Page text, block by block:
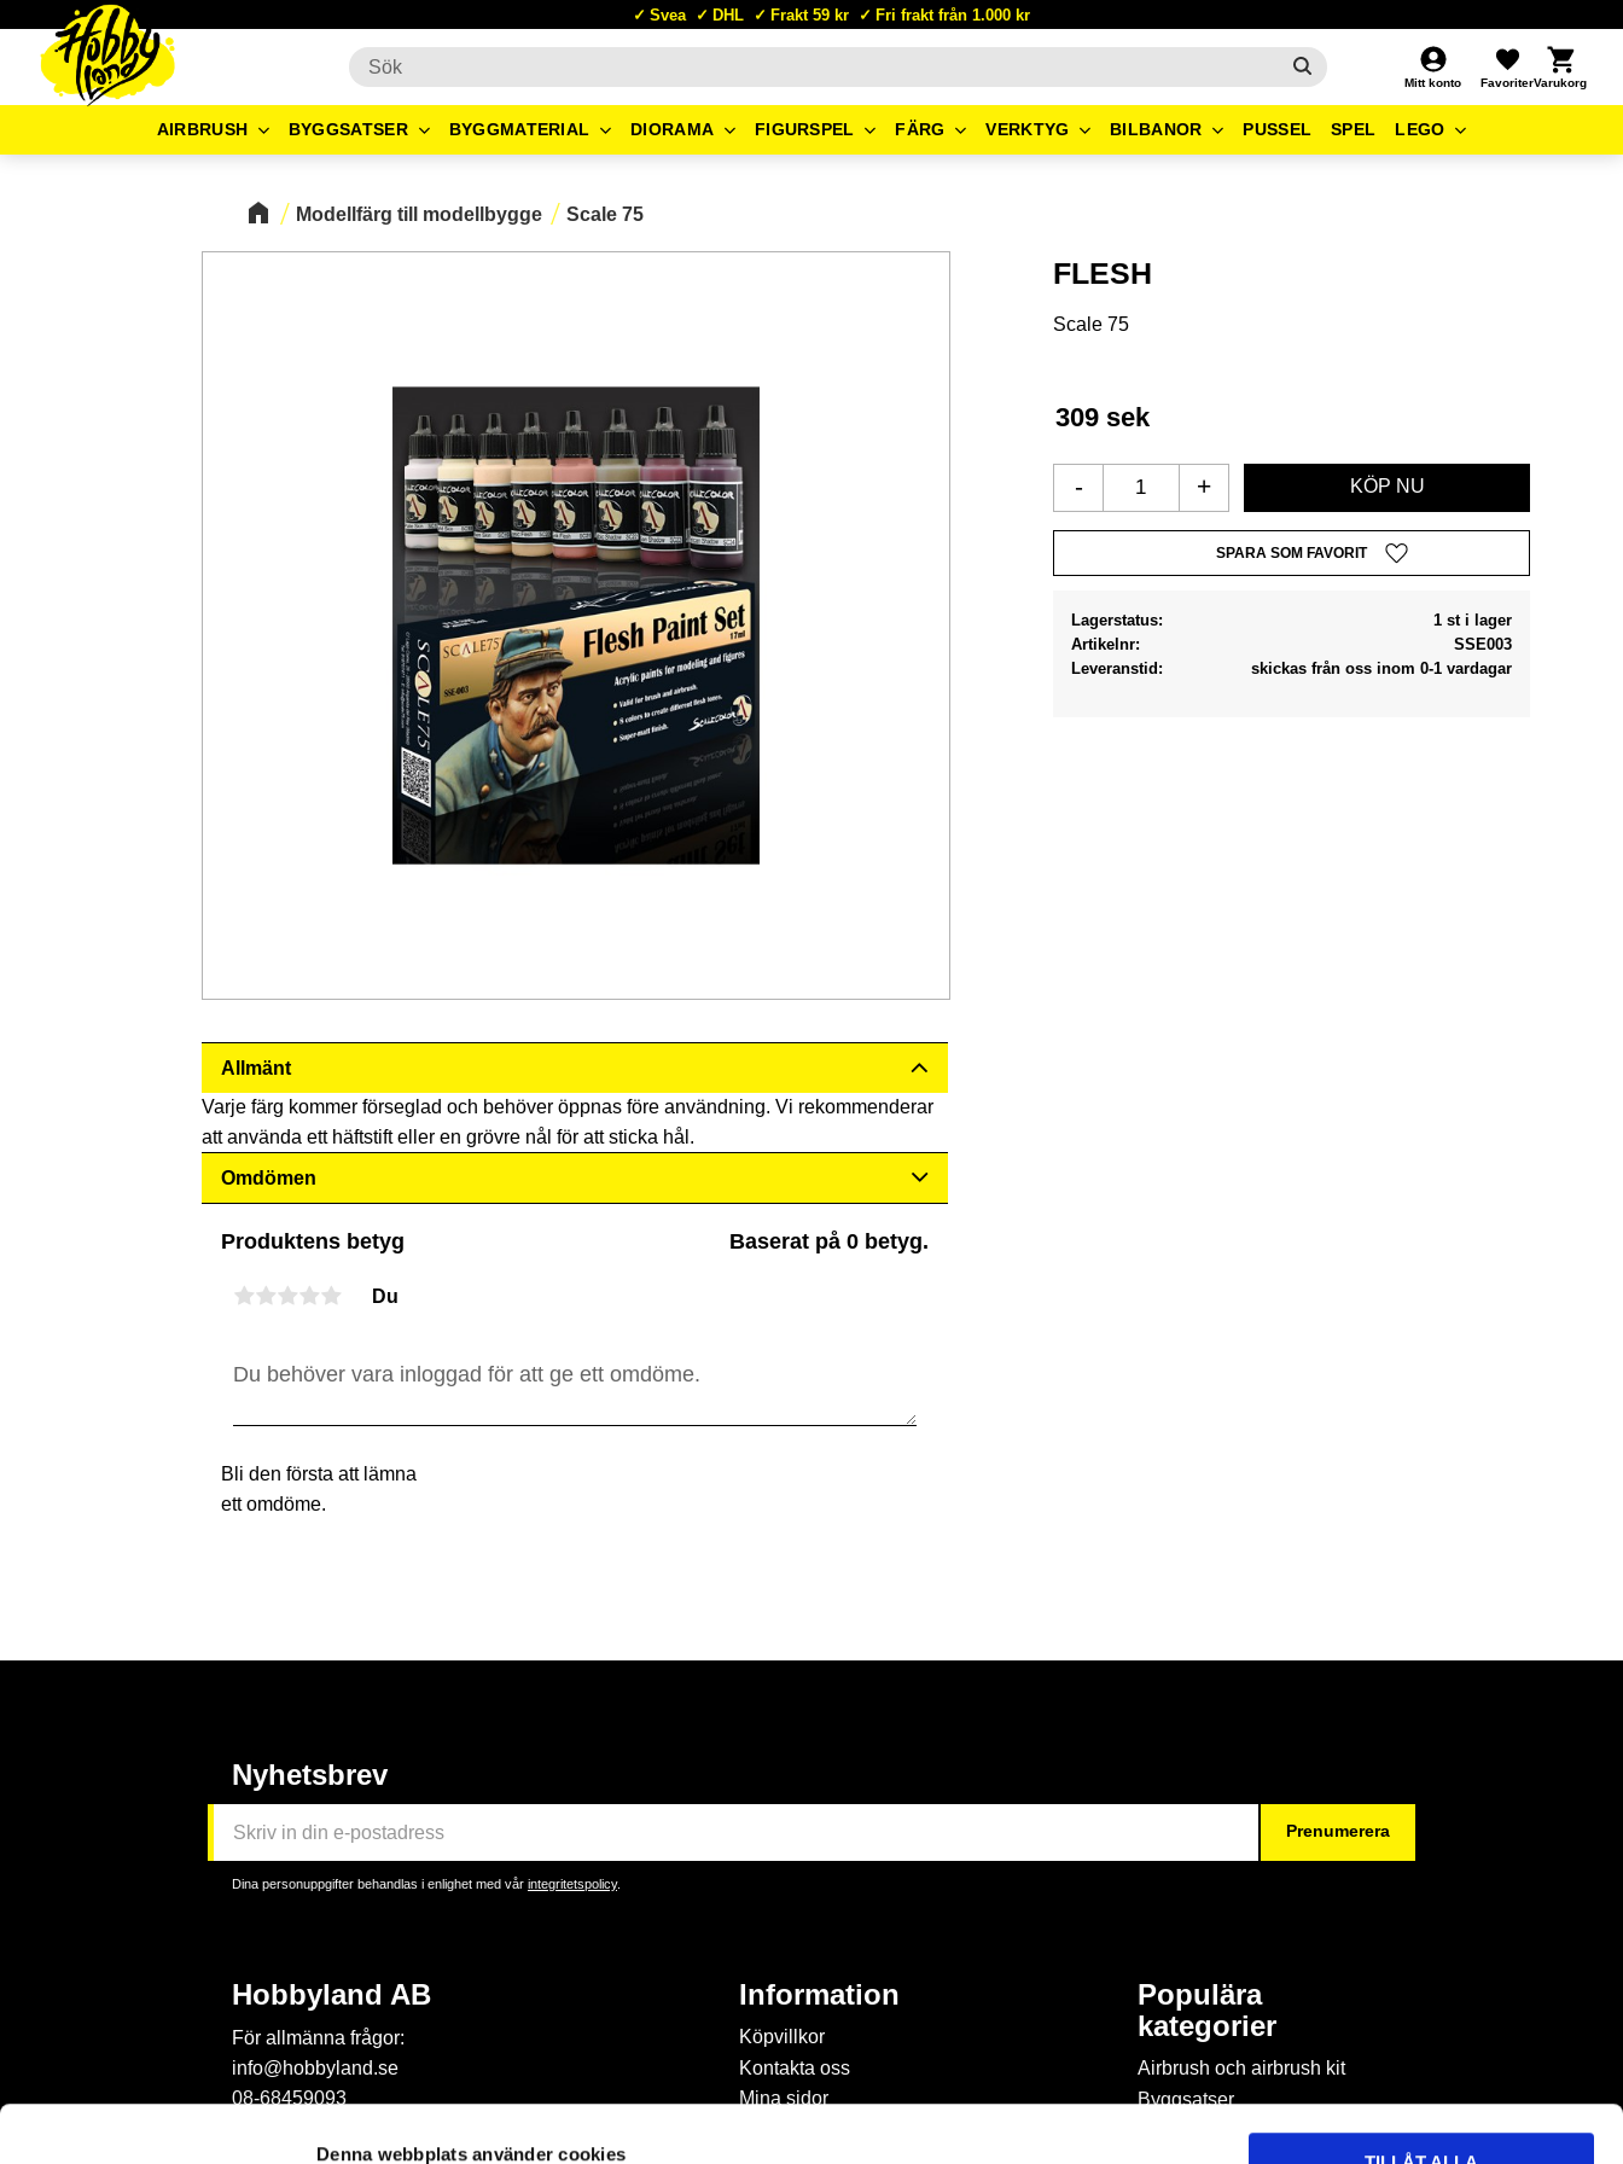
Denna webbplats använder cookies
Svea DHL Frakt 59 kr Fri frakt från 1.000 kr
Mitt konto
Favoriter
Kundvagn
AIRBRUSH BYGGSATSER BYGGMATERIAL DIORAMA FIGURSPEL FÄRG VERKTYG BILBANOR PUSSEL SPEL LEGO
Modellfärg till modellbygge Scale 75
FLESH
Scale 75
309 sek
+
-
Lägg till i favoriter
Lagerstatus
1 st i lager
Artikelnr
SSE003
Leveranstid
skickas från oss inom 0-1 vardagar
Allmänt
Varje färg kommer förseglad och behöver öppnas före användning. Vi rekommenderar
att använda ett häftstift eller en grövre nål för att sticka hål.
Omdömen
Produktens betyg Baserat på 0 betyg.
Du
Bli den första att lämna
ett omdöme.
Nyhetsbrev
Prenumerera
Dina personuppgifter behandlas i enlighet med vår integritetspolicy.
Hobbyland AB
För allmänna frågor:
info@hobbyland.se
08-68459093
Information
Köpvillkor
Kontakta oss
Mina sidor
Populära
kategorier
Airbrush och airbrush kit
Byggsatser
Böcker & tidningar om